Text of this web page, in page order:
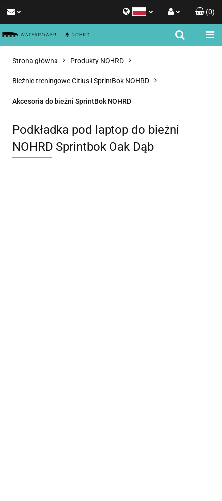
Zaloguj się
Zgody cookies
(0)
Strona główna Produkty NOHRD
Bieżnie treningowe Citius i SprintBok NOHRD
Akcesoria do bieżni SprintBok NOHRD
Podkładka pod laptop do bieżni
NOHRD Sprintbok Oak Dąb